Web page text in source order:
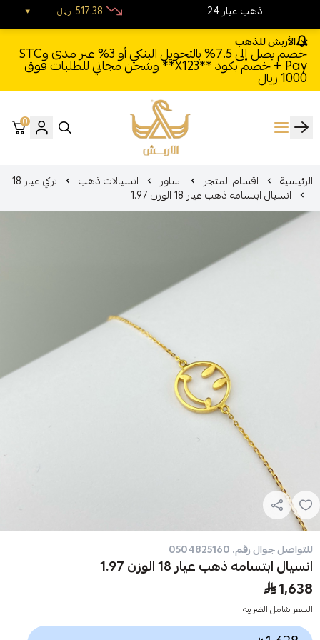
الأربش للذهب
خصم يصل إلى 7.5% بالتحويل البنكي أو 3% عبر مدى وSTC
Pay + خصم بكود **X123** وشحن مجاني للطلبات فوق
1000 ريال
الأربش للذهب
0
الرئيسية اقسام المتجر اساور انسيالات ذهب تركي عيار 18
انسيال ابتسامه ذهب عيار 18 الوزن 1.97
للتواصل جوال رقم. 0504825160
انسيال ابتسامه ذهب عيار 18 الوزن 1.97
1,638
السعر شامل الضريبه
24 ذهب عيار ريال 517.38